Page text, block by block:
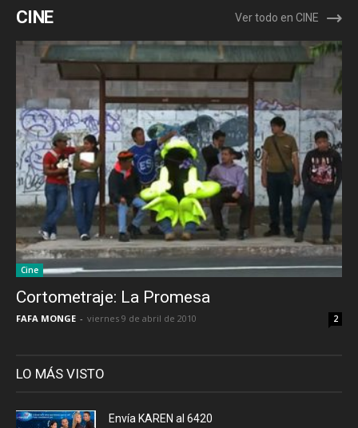
CINE Ver todo en CINE
Cine
Cortometraje: La Promesa
FAFA MONGE - viernes 9 de abril de 2010 2
LO MÁS VISTO
Envía KAREN al 6420